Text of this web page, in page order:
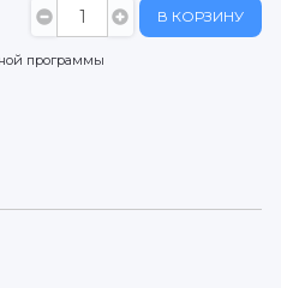
В КОРЗИНУ
программы